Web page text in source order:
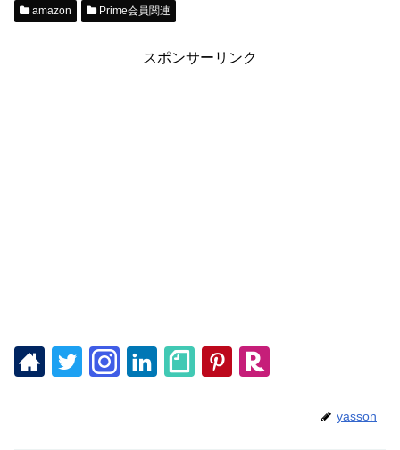
amazon Prime会員関連
スポンサーリンク
yasson